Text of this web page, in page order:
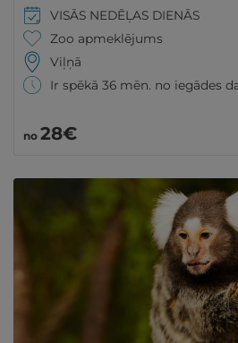
VISĀS NEDĒĻAS DIENĀS
Zoo apmeklējums
Viļņā
Ir spēkā 36 mēn. no iegādes
no 28€